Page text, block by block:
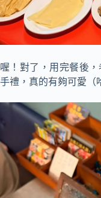
喔！對了，用完餐後
手禮，真的有夠可愛（